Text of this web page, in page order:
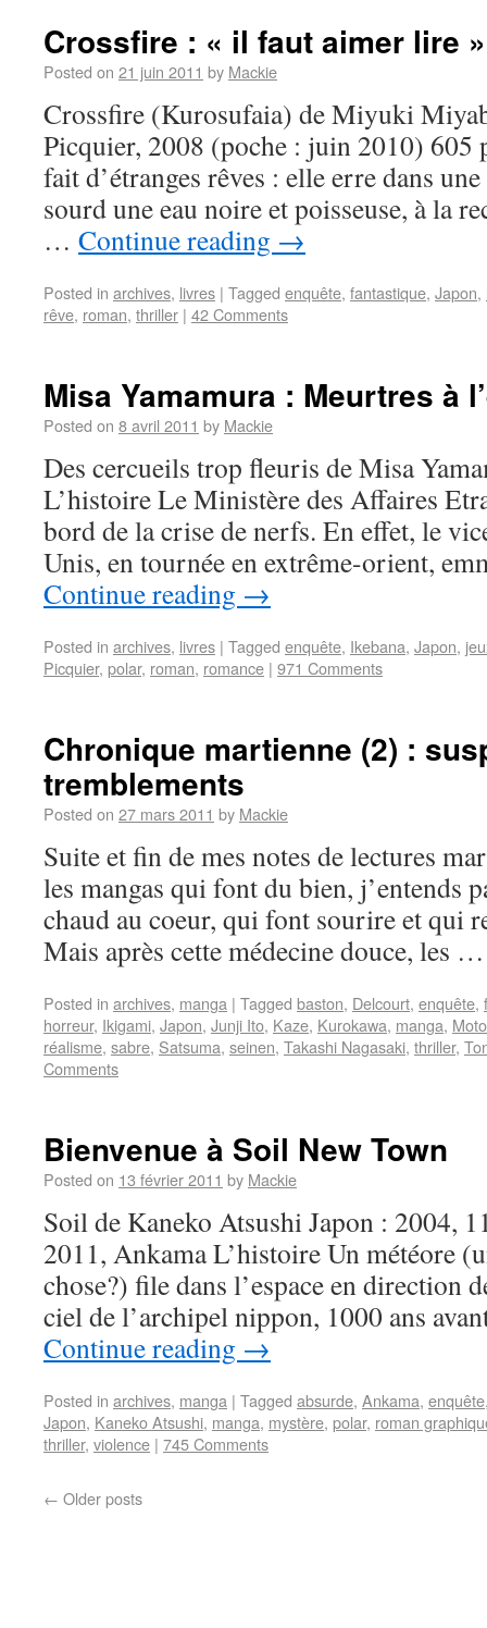
Crossfire : « il faut aimer lire
Posted on 21 juin 2011 by Mackie
Crossfire (Kurosufaia) de Miyuki
Picquier, 2008 (poche : juin 2010) 605
fait d’étranges rêves : elle erre dans
sourd une eau noire et poisseuse, à la
… Continue reading →
Posted in archives, livres | Tagged enquête, fantastique, Japon,
rêve, roman, thriller | 42 Comments
Misa Yamamura : Meurtres à
Posted on 8 avril 2011 by Mackie
Des cercueils trop fleuris de Misa
L’histoire Le Ministère des Affaires
bord de la crise de nerfs. En effet, le
Unis, en tournée en extrême-orient,
Continue reading →
Posted in archives, livres | Tagged enquête, Ikebana, Japon,
Picquier, polar, roman, romance | 971 Comments
Chronique martienne (2) :
tremblements
Posted on 27 mars 2011 by Mackie
Suite et fin de mes notes de lectures
les mangas qui font du bien, j’entends
chaud au coeur, qui font sourire et qui
Mais après cette médecine douce, les
Posted in archives, manga | Tagged baston, Delcourt, enquête,
horreur, Ikigami, Japon, Junji Ito, Kaze, Kurokawa, manga,
réalisme, sabre, Satsuma, seinen, Takashi Nagasaki, thriller,
Comments
Bienvenue à Soil New Town
Posted on 13 février 2011 by Mackie
Soil de Kaneko Atsushi Japon : 2004,
2011, Ankama L’histoire Un météore
chose?) file dans l’espace en direction
ciel de l’archipel nippon, 1000 ans
Continue reading →
Posted in archives, manga | Tagged absurde, Ankama, enquête
Japon, Kaneko Atsushi, manga, mystère, polar, roman
thriller, violence | 745 Comments
← Older posts